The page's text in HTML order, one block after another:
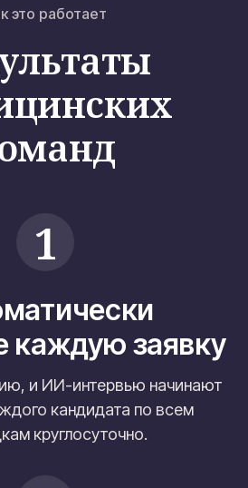
это работает
1
каждую заявку
и ИИ-интервью начинают
кандидата по всем
круглосуточно.